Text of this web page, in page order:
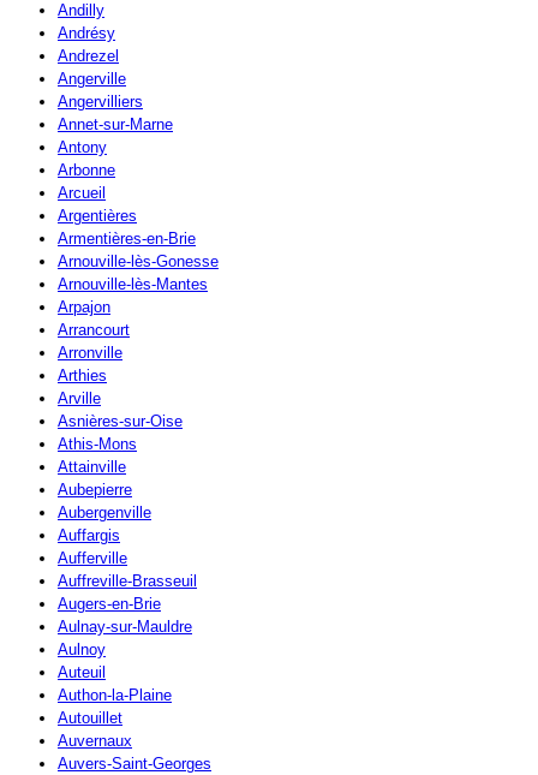
Andilly
Andrésy
Andrezel
Angerville
Angervilliers
Annet-sur-Marne
Antony
Arbonne
Arcueil
Argentières
Armentières-en-Brie
Arnouville-lès-Gonesse
Arnouville-lès-Mantes
Arpajon
Arrancourt
Arronville
Arthies
Arville
Asnières-sur-Oise
Athis-Mons
Attainville
Aubepierre
Aubergenville
Auffargis
Aufferville
Auffreville-Brasseuil
Augers-en-Brie
Aulnay-sur-Mauldre
Aulnoy
Auteuil
Authon-la-Plaine
Autouillet
Auvernaux
Auvers-Saint-Georges